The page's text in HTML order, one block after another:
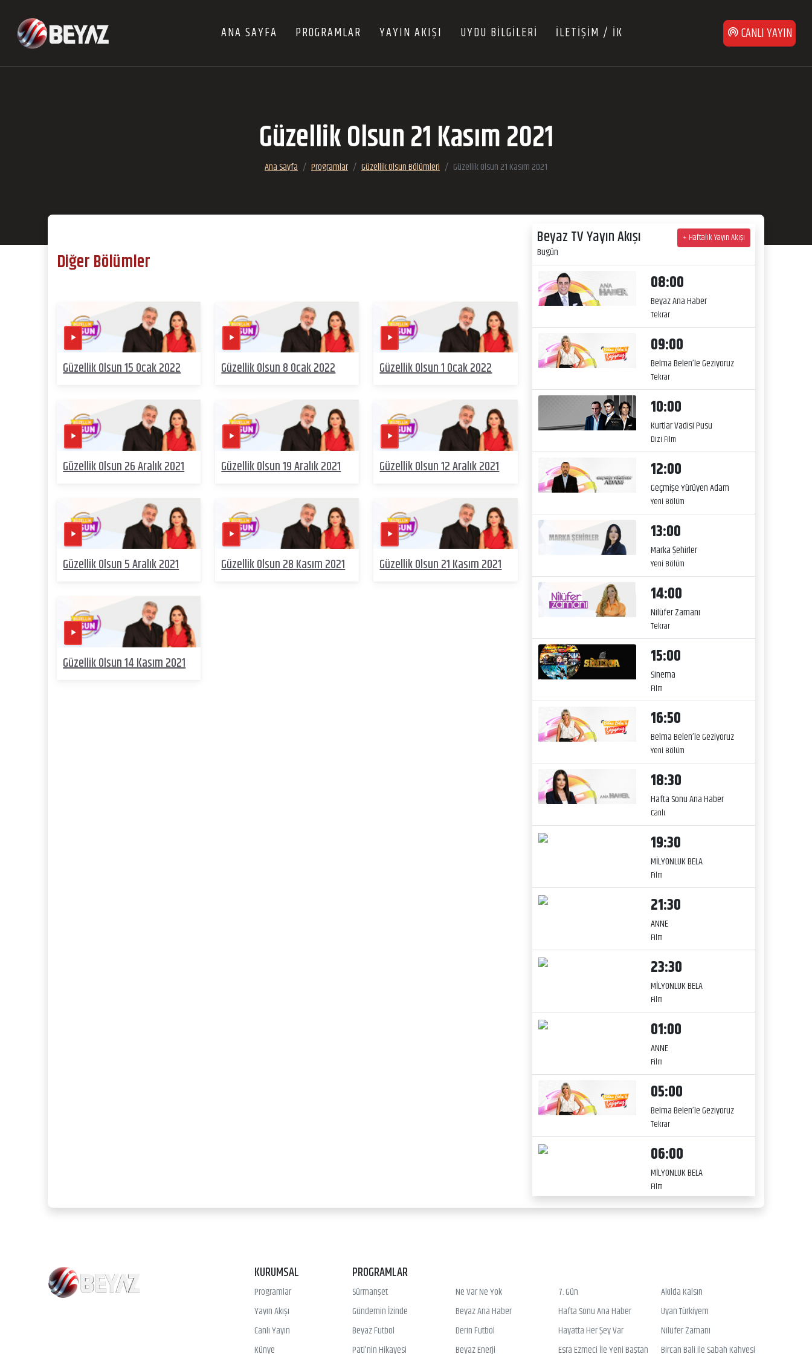
ANA SAYFA PROGRAMLAR YAYIN AKIŞI UYDU BİLGİLERİ İLETİŞİM / İK CANLI YAYIN
Güzellik Olsun 21 Kasım 2021
Ana Sayfa Programlar Güzellik Olsun Bölümleri Güzellik Olsun 21 Kasım 2021
Diğer Bölümler
Güzellik Olsun 15 Ocak 2022 Güzellik Olsun 8 Ocak 2022 Güzellik Olsun 1 Ocak 2022
Güzellik Olsun 26 Aralık 2021 Güzellik Olsun 19 Aralık 2021 Güzellik Olsun 12 Aralık 2021
Güzellik Olsun 5 Aralık 2021 Güzellik Olsun 28 Kasım 2021 Güzellik Olsun 21 Kasım 2021
Güzellik Olsun 14 Kasım 2021
Beyaz TV Yayın Akışı
Bugün
+ Haftalık Yayın Akışı
08:00
Beyaz Ana Haber
Tekrar
09:00
Belma Belen’le Geziyoruz
Tekrar
10:00
Kurtlar Vadisi Pusu
Dizi Film
12:00
Geçmişe Yürüyen Adam
Yeni Bölüm
13:00
Marka Şehirler
Yeni Bölüm
14:00
Nilüfer Zamanı
Tekrar
15:00
Sinema
Film
16:50
Belma Belen’le Geziyoruz
Yeni Bölüm
18:30
Hafta Sonu Ana Haber
Canlı
19:30
MİLYONLUK BELA
Film
21:30
ANNE
Film
23:30
MİLYONLUK BELA
Film
01:00
ANNE
Film
05:00
Belma Belen’le Geziyoruz
Tekrar
06:00
MİLYONLUK BELA
Film
KURUMSAL
Programlar
Yayın Akışı
Canlı Yayın
Künye
PROGRAMLAR
Sürmanşet Ne Var Ne Yok 7. Gün
Akılda Kalsın
Gündemin İzinde
Beyaz Ana Haber Hafta Sonu Ana Haber
Uyan Türkiyem
Beyaz Futbol
Derin Futbol Hayatta Her Şey Var
Nilüfer Zamanı
Pati'nin Hikayesi
Beyaz Enerji Esra Ezmeci İle Yeni Baştan Bircan Bali ile Sabah Kahvesi